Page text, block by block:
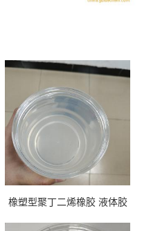
橡塑型聚丁二烯橡胶 液体胶